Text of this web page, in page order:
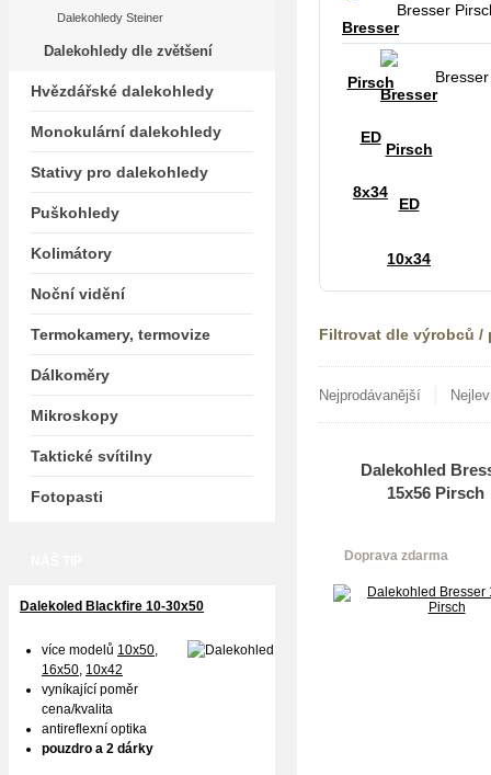
Bresser
Filtrovat dle výrobců /
Nejprodávanější
Dalekohled
15x56 Pirsch
Doprava zdarma
Dalekohledy Steiner
Dalekohledy dle zvětšení
Hvězdářské dalekohledy
Monokulární dalekohledy
Stativy pro dalekohledy
Puškohledy
Kolimátory
Noční vidění
Termokamery, termovize
Dálkoměry
Mikroskopy
Taktické svítilny
Fotopasti
Dalekoled Blackfire 10-30x50
více modelů 10x50,
16x50, 10x42
vyníkající poměr
cena/kvalita
antireflexní optika
pouzdro a 2 dárky